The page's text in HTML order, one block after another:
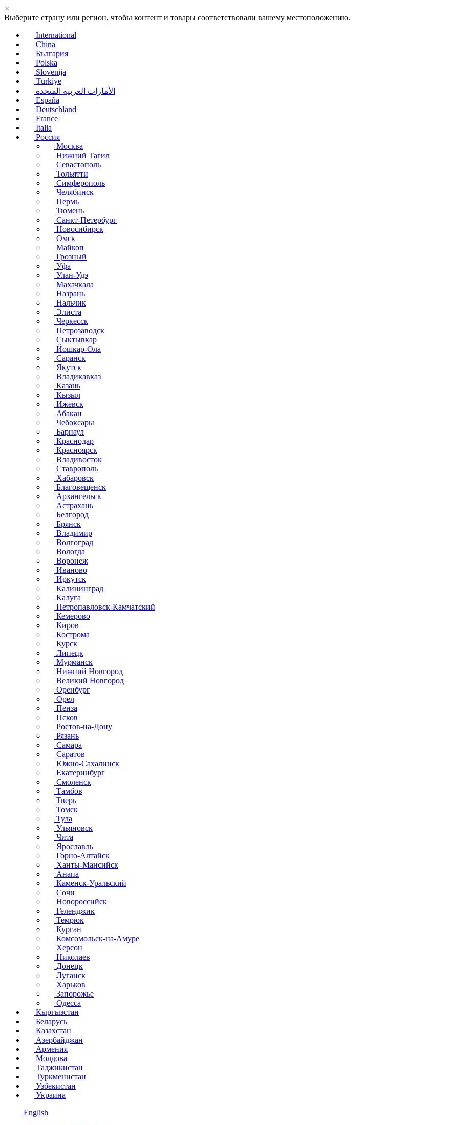
×
Выберите страну или регион, чтобы контент и товары соответствовали вашему местоположению.
International
China
България
Polska
Slovenija
Türkiye
الأمارات العربية المتحدة
España
Deutschland
France
Italia
Россия
Москва
Нижний Тагил
Севастополь
Тольятти
Симферополь
Челябинск
Пермь
Тюмень
Санкт-Петербург
Новосибирск
Омск
Майкоп
Грозный
Уфа
Улан-Удэ
Махачкала
Назрань
Нальчик
Элиста
Черкесск
Петрозаводск
Сыктывкар
Йошкар-Ола
Саранск
Якутск
Владикавказ
Казань
Кызыл
Ижевск
Абакан
Чебоксары
Барнаул
Краснодар
Красноярск
Владивосток
Ставрополь
Хабаровск
Благовещенск
Архангельск
Астрахань
Белгород
Брянск
Владимир
Волгоград
Вологда
Воронеж
Иваново
Иркутск
Калининград
Калуга
Петропавловск-Камчатский
Кемерово
Киров
Кострома
Курск
Липецк
Мурманск
Нижний Новгород
Великий Новгород
Оренбург
Орел
Пенза
Псков
Ростов-на-Дону
Рязань
Самара
Саратов
Южно-Сахалинск
Екатеринбург
Смоленск
Тамбов
Тверь
Томск
Тула
Ульяновск
Чита
Ярославль
Горно-Алтайск
Ханты-Мансийск
Анапа
Каменск-Уральский
Сочи
Новороссийск
Геленджик
Темрюк
Курган
Комсомольск-на-Амуре
Херсон
Николаев
Донецк
Луганск
Харьков
Запорожье
Одесса
Кыргызстан
Беларусь
Казахстан
Азербайджан
Армения
Молдова
Таджикистан
Туркменистан
Узбекистан
Украина
English